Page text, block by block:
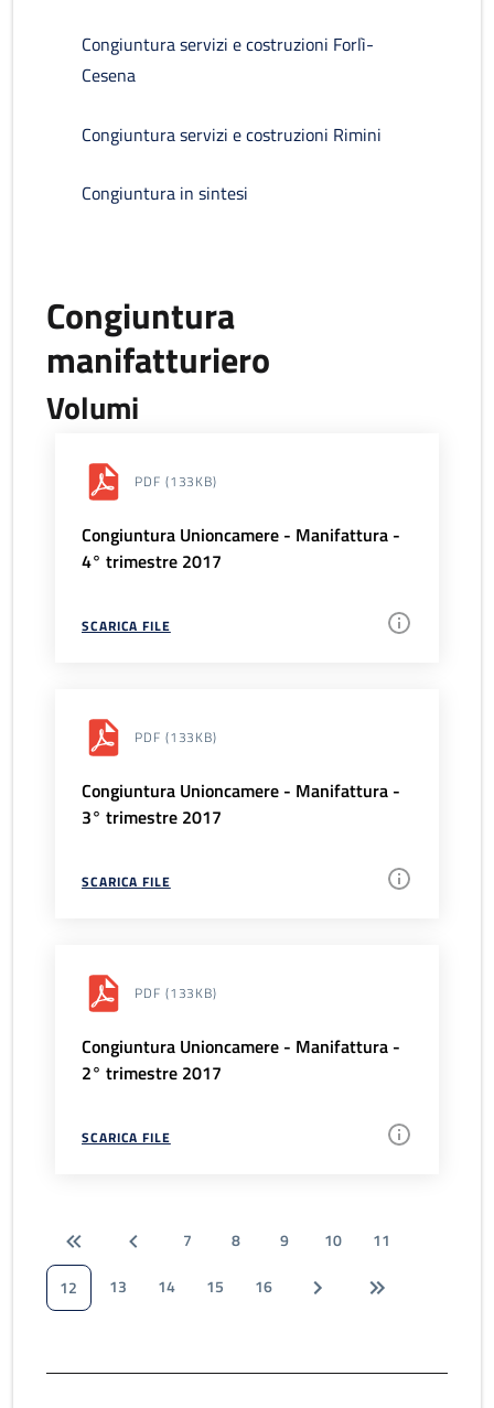
Congiuntura servizi e costruzioni Forlì-
Cesena
Congiuntura servizi e costruzioni Rimini
Congiuntura in sintesi
Congiuntura
manifatturiero
Volumi
PDF (133KB)
Congiuntura Unioncamere - Manifattura -
4° trimestre 2017
SCARICA FILE
PDF (133KB)
Congiuntura Unioncamere - Manifattura -
3° trimestre 2017
SCARICA FILE
PDF (133KB)
Congiuntura Unioncamere - Manifattura -
2° trimestre 2017
SCARICA FILE
7 8 9 10
11
12
13 14 15 16